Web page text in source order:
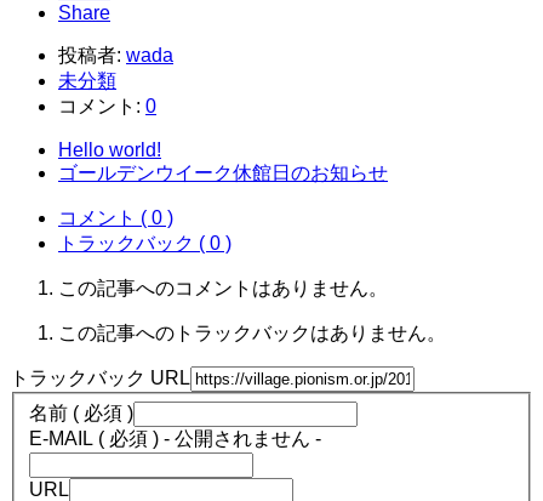
Share
投稿者: wada
未分類
コメント: 0
Hello world!
ゴールデンウイーク休館日のお知らせ
コメント ( 0 )
トラックバック ( 0 )
この記事へのコメントはありません。
この記事へのトラックバックはありません。
トラックバック URL
名前 ( 必須 )
E-MAIL ( 必須 ) - 公開されません -
URL